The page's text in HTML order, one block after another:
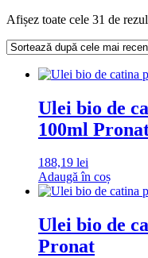
Afișez toate cele 31 de
Ulei bio de
100ml
188,19 lei
Adaugă în coș
Ulei bio de
Pronat